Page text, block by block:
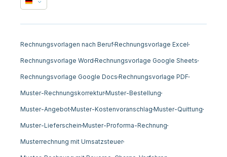
Rechnungsvorlagen nach BerufRechnungsvorlage Excel
Rechnungsvorlage WordRechnungsvorlage Google Sheets
Rechnungsvorlage Google DocsRechnungsvorlage PDF
Muster-RechnungskorrekturMuster-Bestellung
Muster-AngebotMuster-KostenvoranschlagMuster-Quittung
Muster-LieferscheinMuster-Proforma-Rechnung
Musterrechnung mit Umsatzsteuer